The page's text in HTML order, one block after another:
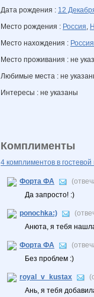
Дата рождения : 12
Место рождения : Россия,
Место нахождения : Россия
Место проживания : не
Любимые места : не
Интересы : не указаны
Комплименты
4 комплиментов в гостевой
Форта ФА
Да запросто! :)
ponochka:)
Анюта, я тебя
Форта ФА
Без проблем :)
royal_v_kustax
Ань, я тебя